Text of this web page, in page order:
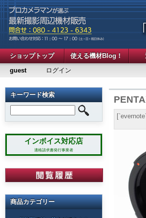
ショップトップ 使える機材Blog！
guest
ログイン
キーワード検索
インボイス対応店
適格請求書発行事業者
商品カテゴリー